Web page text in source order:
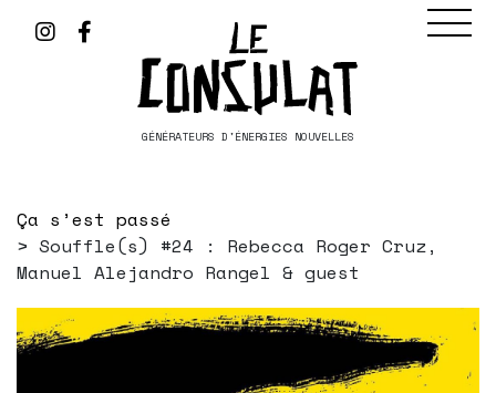
GÉNÉRATEURS D'ÉNERGIES NOUVELLES
Ça s’est passé
Souffle(s) #24 : Rebecca Roger Cruz,
Manuel Alejandro Rangel & guest